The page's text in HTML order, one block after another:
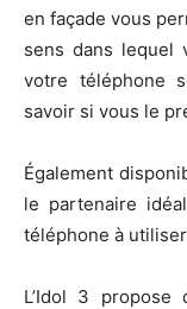
en façade vous
sens dans lequel
votre téléphone
savoir si vous le
Également
le partenaire
téléphone à
L’Idol 3 propose